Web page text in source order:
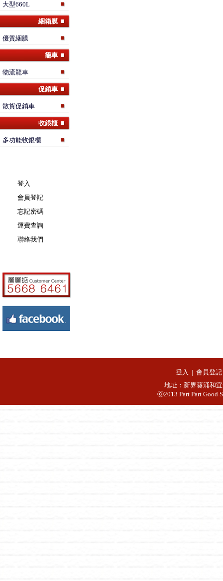
大型660L
綑箱膜
優質綑膜
籠車
物流龍車
促銷車
散貨促銷車
收銀櫃
多功能收銀櫃
登入
會員登記
忘記密碼
運費查詢
聯絡我們
登入 | 會員登記
地址：新界葵涌和
ⓒ2013 Part Part Good